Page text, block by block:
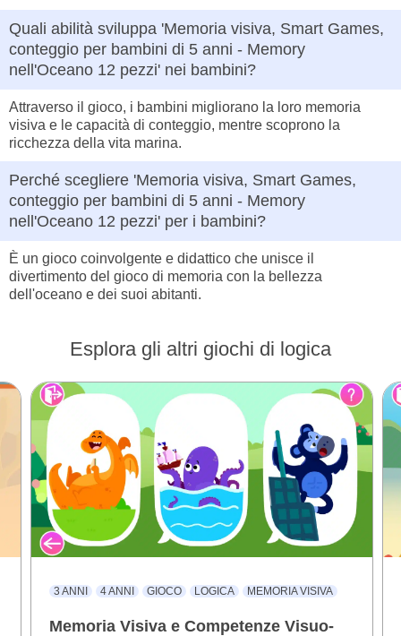
Quali abilità sviluppa 'Memoria visiva, Smart Games,
conteggio per bambini di 5 anni - Memory
nell'Oceano 12 pezzi' nei bambini?
Attraverso il gioco, i bambini migliorano la loro memoria
visiva e le capacità di conteggio, mentre scoprono la
ricchezza della vita marina.
Perché scegliere 'Memoria visiva, Smart Games,
conteggio per bambini di 5 anni - Memory
nell'Oceano 12 pezzi' per i bambini?
È un gioco coinvolgente e didattico che unisce il
divertimento del gioco di memoria con la bellezza
dell'oceano e dei suoi abitanti.
Esplora gli altri giochi di logica
3 ANNI 4 ANNI GIOCO LOGICA MEMORIA VISIVA
Memoria Visiva e Competenze Visuo-